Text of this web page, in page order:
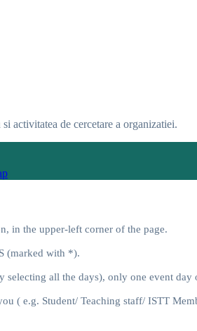
activitatea de cercetare a organizatiei.
in the upper-left corner of the page.
(marked with *).
selecting all the days), only one event
( e.g. Student/ Teaching staff/ ISTT